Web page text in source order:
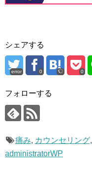
シェアする
error 0 0
フォローする
痛み, カウンセリング,
administratorWP